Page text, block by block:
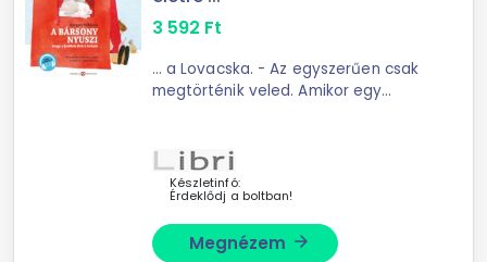
3 592 Ft
... a Lovacska. - Az egyszerűen csak
megtörténik veled. Amikor egy
susogó levélSzabó Imola Julianna:
Rókamók ...
Készletinfó:
Érdeklődj a boltban!
Megnézem arrow_forward